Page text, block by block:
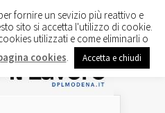
fornire un sevizio più reattivo e
sito si accetta l'utilizzo di cookie.
utilizzati e come eliminarli o
cookies Accetta e chiudi